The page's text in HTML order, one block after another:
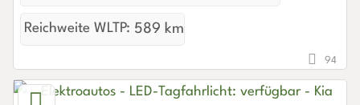
Reichweite WLTP: 589 km
94